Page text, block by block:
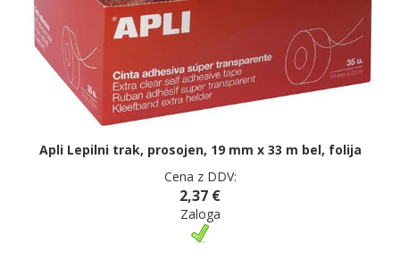
Apli Lepilni trak, prosojen, 19 mm x 33 m bel, folija
Cena z DDV:
2,37 €
Zaloga